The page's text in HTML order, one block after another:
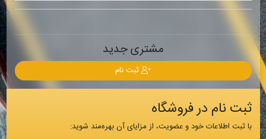
مشتری جدید
ثبت نام
ثبت نام در فروشگاه
با ثبت اطلاعات خود و عضویت، از مزایای آن بهره‌مند شوید: